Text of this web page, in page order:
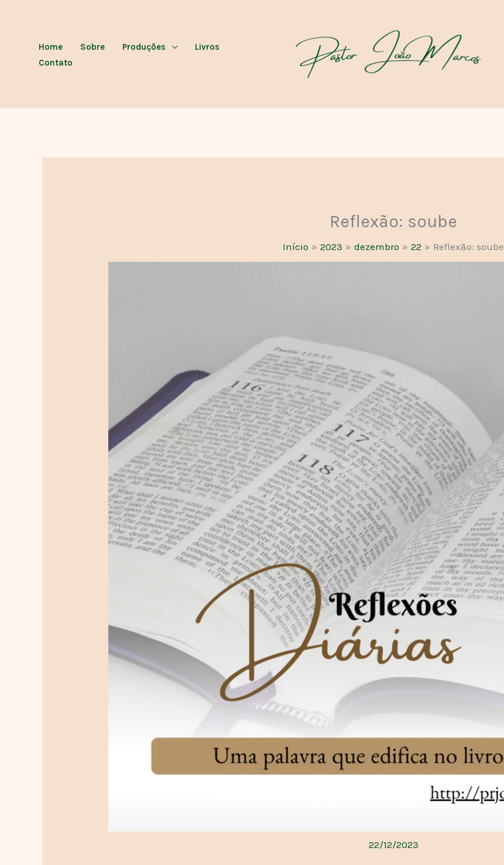
conteúdo
Home Sobre Produções
Livros
Contato
Reflexão: soube
Início 2023 dezembro 22 Reflexão: soube
22/12/2023